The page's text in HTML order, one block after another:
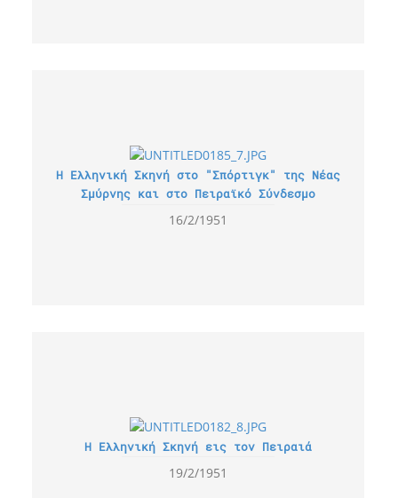
Η Ελληνική Σκηνή στο "Σπόρτιγκ" της Νέας
Σμύρνης και στο Πειραϊκό Σύνδεσμο
16/2/1951
Η Ελληνική Σκηνή εις τον Πειραιά
19/2/1951